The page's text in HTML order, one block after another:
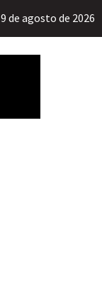
9 de agosto de 2026